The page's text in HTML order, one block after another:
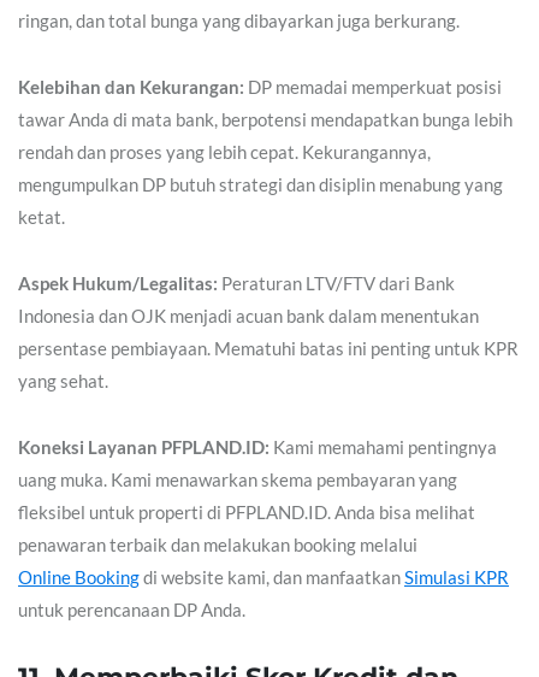
ringan, dan total bunga yang dibayarkan juga berkurang.
Kelebihan dan Kekurangan: DP memadai memperkuat posisi
tawar Anda di mata bank, berpotensi mendapatkan bunga lebih
rendah dan proses yang lebih cepat. Kekurangannya,
mengumpulkan DP butuh strategi dan disiplin menabung yang
ketat.
Aspek Hukum/Legalitas: Peraturan LTV/FTV dari Bank
Indonesia dan OJK menjadi acuan bank dalam menentukan
persentase pembiayaan. Mematuhi batas ini penting untuk KPR
yang sehat.
Koneksi Layanan PFPLAND.ID: Kami memahami pentingnya
uang muka. Kami menawarkan skema pembayaran yang
fleksibel untuk properti di PFPLAND.ID. Anda bisa melihat
penawaran terbaik dan melakukan booking melalui
Online Bookingdi website kami, dan manfaatkanSimulasi KPR
untuk perencanaan DP Anda.